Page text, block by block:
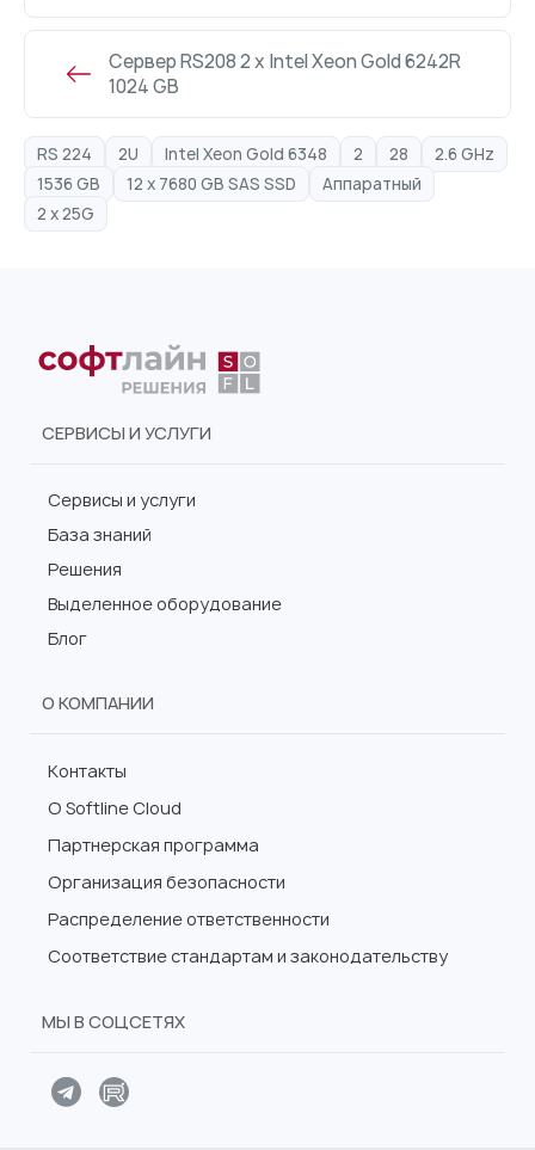
Сервер RS208 2 x Intel Xeon Gold 6242R
1024 GB
RS 224 2U Intel Xeon Gold 6348 2 28
2.6 GHz
1536 GB
12 x 7680 GB SAS SSD
Аппаратный
2 x 25G
СЕРВИСЫ И УСЛУГИ
Сервисы и услуги
База знаний
Решения
Выделенное оборудование
Блог
О КОМПАНИИ
Контакты
О Softline Cloud
Партнерская программа
Организация безопасности
Распределение ответственности
Соответствие стандартам и законодательству
МЫ В СОЦСЕТЯХ